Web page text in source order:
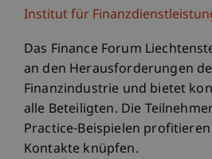
Institut für
Das Finance Forum
an den Herausforderungen
Finanzindustrie und bietet
alle Beteiligten. Die
Practice-Beispielen
Kontakte knüpfen.